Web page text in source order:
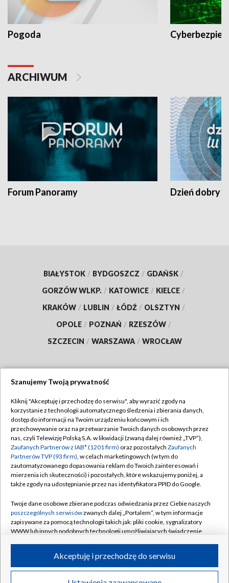
Pogoda
ARCHIWUM
Forum Panoramy Dzień dobry
BIAŁYSTOK / BYDGOSZCZ / GDAŃSK /
GORZÓW WLKP. / KATOWICE / KIELCE /
KRAKÓW / LUBLIN / ŁÓDŹ / OLSZTYN /
OPOLE / POZNAŃ / RZESZÓW /
SZCZECIN / WARSZAWA / WROCŁAW
TVP
Abonament TVP
Emisja w TVP
Centrum informacji TVP
Naziemna Telewizja Cyfrowa
Rada Programowa
System NOS
Informacje o nadawcy
Program dla prasy
Regulamin TVP
Polityka prywatności
Moje zgody
Pomoc
Kontakt
Kanały
©2026 Telewizja Polska S.A. w likwidacji
Szanujemy Twoją prywatność
Kliknij "Akceptuję i przechodzę do serwisu", aby wyrazić zgody na
korzystanie z technologii automatycznego śledzenia i zbierania danych,
dostęp do informacji na Twoim urządzeniu końcowym i ich
przechowywanie oraz na przetwarzanie Twoich danych osobowych przez
nas, czyli Telewizję Polską S.A. w likwidacji (zwaną dalej również „TVP”),
Zaufanych Partnerów z IAB* (1201 firm) oraz pozostałych Zaufanych
Partnerów TVP (93 firm), w celach marketingowych (w tym do
zautomatyzowanego dopasowania reklam do Twoich zainteresowań i
mierzenia ich skuteczności) i pozostałych, które wskazujemy poniżej, a
także zgody na udostępnianie przez nas identyfikatora PPID do Google.
Twoje dane osobowe zbierane podczas odwiedzania przez Ciebie naszych
poszczególnych serwisówzwanych dalej „Portalem”, w tym informacje
zapisywane za pomocą technologii takich jak: pliki cookie, sygnalizatory
WWW lub innych podobnych technologii umożliwiających świadczenie
ruchu w Internecie.
Twoje dane osobowe zbierane podczas odwiedzania przez Ciebie
Akceptuję i przechodzę do serwisu